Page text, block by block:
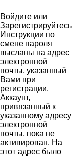
Войдите или
Зарегистрируйтесь
Инструкции по
смене пароля
высланы на адрес
электронной
почты, указанный
Вами при
регистрации.
Аккаунт,
привязанный к
указанному адресу
электронной
почты, пока не
активирован. На
этот адрес было